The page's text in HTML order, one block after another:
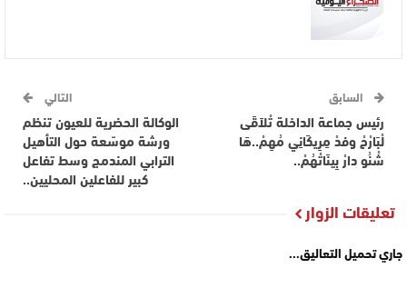
السابق
رئيس جماعة الداخلة تْلاَقَى
لْبَارْحْ وفدْ مِرِيكَانِي مُهِمْ..هَا
شْنُو دارْ بِينَاتْهُمْ..
التالي
الوكالة الحضرية للعيون تنظم
ورشة موسّعة حول التأهيل
الترابي المندمج وسط تفاعل
كبير للفاعلين المحليين..
تعليقات الزوار
جاري تحميل التعاليق...